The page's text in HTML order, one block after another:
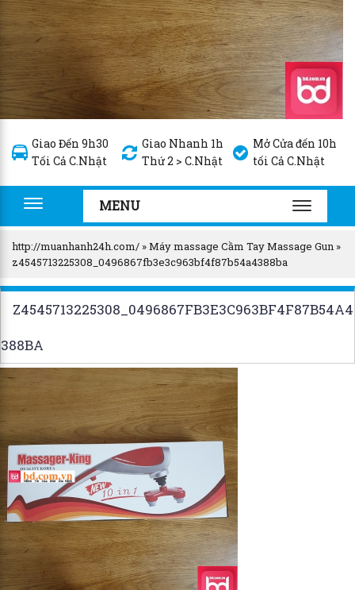
Giao Đến 9h30
Tối Cả C.Nhật
Giao Nhanh 1h
Thứ 2 > C.Nhật
Mở Cửa đến 10h
tối Cả C.Nhật
Toggle
navigation
MENU
TOGGLE
http://muanhanh24h.com/ »Máy massage Cầm Tay Massage Gun »
z4545713225308_0496867fb3e3c963bf4f87b54a4388ba
Z4545713225308_0496867FB3E3C963BF4F87B54A4
388BA